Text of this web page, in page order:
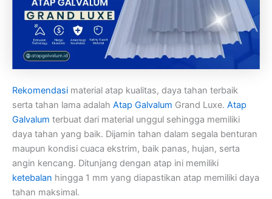
Rekomendasi material atap kualitas, daya tahan terbaik
serta tahan lama adalah Atap Galvalum Grand Luxe. Atap
Galvalum terbuat dari material unggul sehingga memiliki
daya tahan yang baik. Dijamin tahan dalam segala benturan
maupun kondisi cuaca ekstrim, baik panas, hujan, serta
angin kencang. Ditunjang dengan atap ini memiliki
ketebalan hingga 1 mm yang diapastikan atap memiliki daya
tahan maksimal.